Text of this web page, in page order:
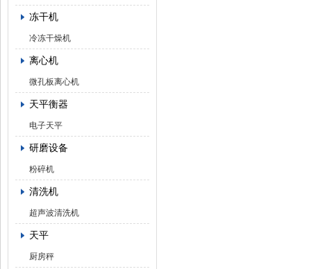
冻干机
冷冻干燥机
离心机
微孔板离心机
天平衡器
电子天平
研磨设备
粉碎机
清洗机
超声波清洗机
天平
厨房秤